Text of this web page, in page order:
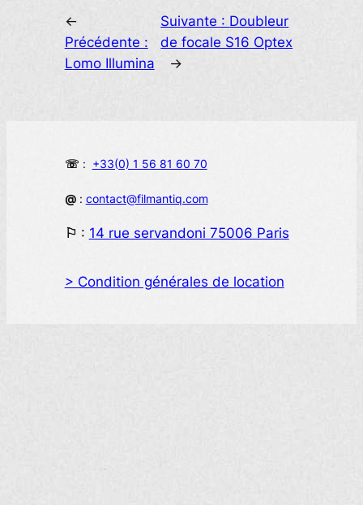
←
Précédente :
Lomo Illumina
Suivante : Doubleur
de focale S16 Optex
→
☏ : +33(0) 1 56 81 60 70
@: contact@filmantiq.com
⚐ : 14 rue servandoni 75006 Paris
> Condition générales de location